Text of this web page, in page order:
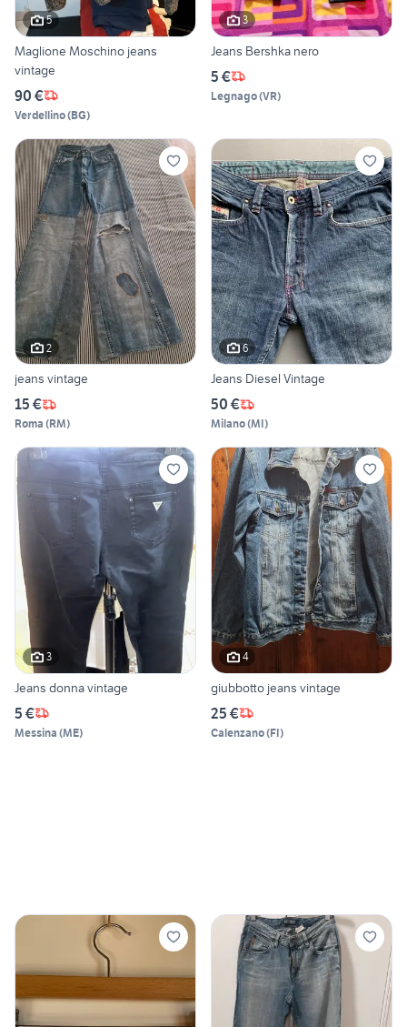
5
Maglione Moschino jeans
vintage
90 €
Verdellino(BG)
3
Jeans Bershka nero
5 €
Legnago(VR)
2
jeans vintage
15 €
Roma (RM)
6
Jeans Diesel Vintage
50 €
Milano(MI)
3
Jeans donna vintage
5 €
Messina (ME)
4
giubbotto jeans vintage
25 €
Calenzano(FI)